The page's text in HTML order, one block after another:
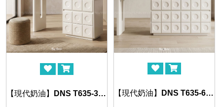
【現代奶油】DNS T635-3 妝檯 (100-150cm) 【現代奶油】DNS T635-6 妝檯 (120-230cm)